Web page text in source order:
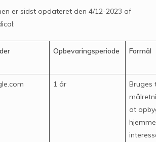
er sidst opdateret den 4/12-2023 af
Opbevaringsperiode Formål
1 år
Bruges
at